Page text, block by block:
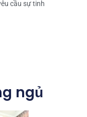
cầu sự tinh
ngủ